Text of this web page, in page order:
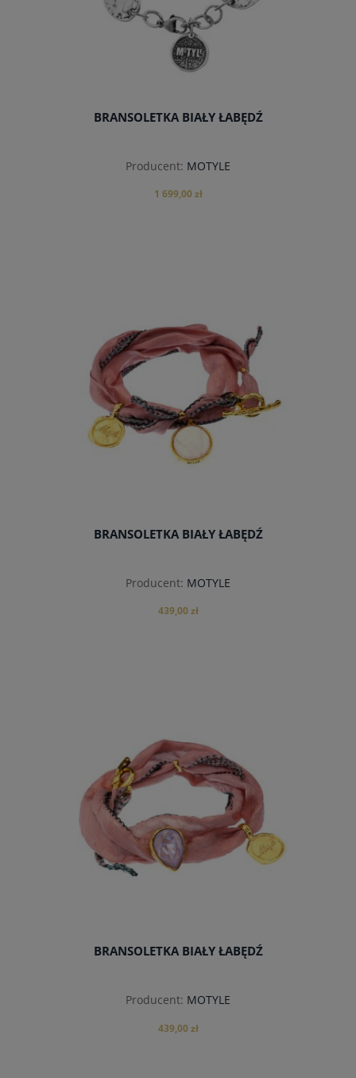
BRANSOLETKA BIAŁY ŁABĘDŹ
Producent: MOTYLE
1 699,00 zł
BRANSOLETKA BIAŁY ŁABĘDŹ
Producent: MOTYLE
439,00 zł
BRANSOLETKA BIAŁY ŁABĘDŹ
Producent: MOTYLE
439,00 zł